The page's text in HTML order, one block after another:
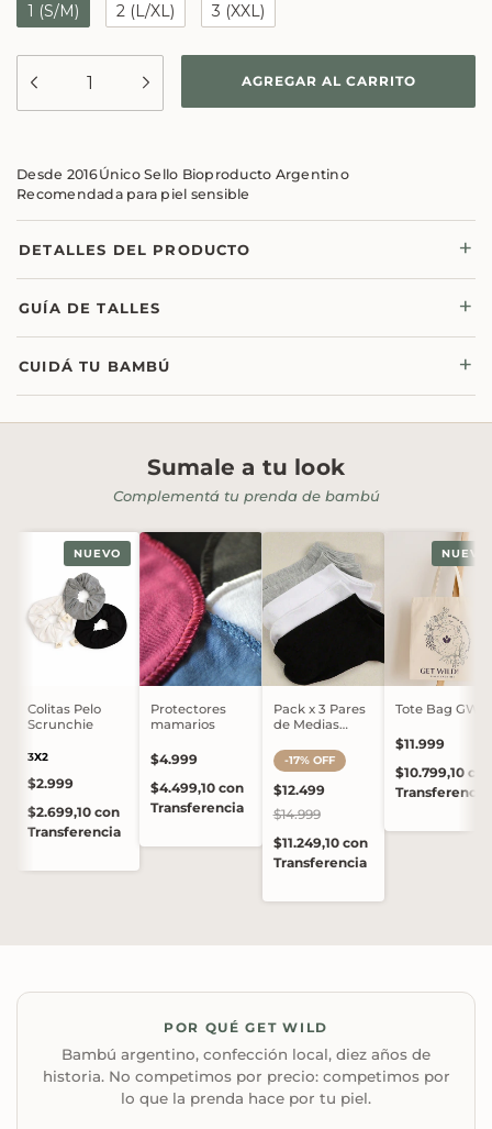
1 (S/M) 2 (L/XL) 3 (XXL)
Desde 2016Único Sello Bioproducto Argentino
Recomendada para piel sensible
DETALLES DEL PRODUCTO
GUÍA DE TALLES
CUIDÁ TU BAMBÚ
Sumale a tu look
Complementá tu prenda de bambú
NUEVO
Colitas Pelo
Scrunchie
3X2
$2.999
$2.699,10 con
Transferencia
Protectores
mamarios
$4.999
$4.499,10 con
Transferencia
Pack x 3 Pares
de Medias
-17% OFF
$12.499
$14.999
$11.249,10 con
Transferencia
NUEVO
Tote Bag GW!
$11.999
$10.799,10
Transferencia
POR QUÉ GET WILD
Bambú argentino, confección local, diez años de
historia. No competimos por precio: competimos por
lo que la prenda hace por tu piel.